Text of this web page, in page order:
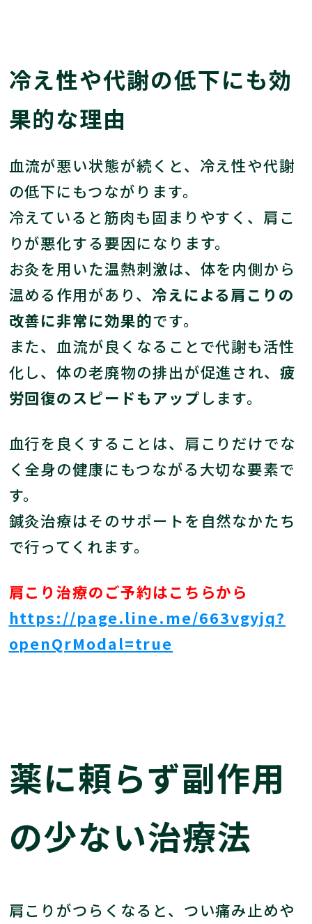
冷え性や代謝の低下にも効
果的な理由
血流が悪い状態が続くと、冷え性や代謝
の低下にもつながります。
冷えていると筋肉も固まりやすく、肩こ
りが悪化する要因になります。
お灸を用いた温熱刺激は、体を内側から
温める作用があり、 冷えによる肩こりの
改善に非常に効果的です。
また、血流が良くなることで代謝も活性
化し、体の老廃物の排出が促進され、疲
労回復のスピードもアップします。
血行を良くすることは、肩こりだけでな
く全身の健康にもつながる大切な要素で
す。
鍼灸治療はそのサポートを自然なかたち
で行ってくれます。
肩こり治療のご予約はこちらから
https://page.line.me/663vgyjq?
openQrModal=true
薬に頼らず副作用
の少ない治療法
肩こりがつらくなると、つい痛み止めや